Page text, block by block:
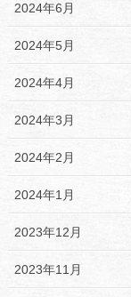
2024年6月
2024年5月
2024年4月
2024年3月
2024年2月
2024年1月
2023年12月
2023年11月